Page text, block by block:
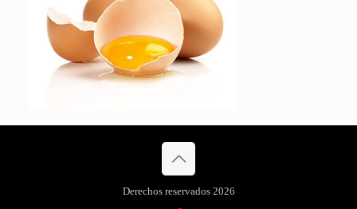
Derechos reservados 2026